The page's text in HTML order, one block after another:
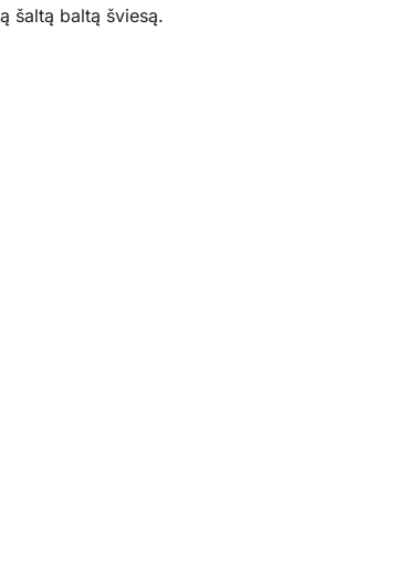
šaltą baltą šviesą.